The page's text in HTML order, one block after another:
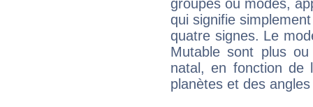
groupes ou modes,
qui signifie
quatre signes. Le
Mutable sont plus
natal, en fonction de
planètes et des